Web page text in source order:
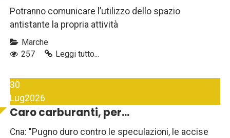
Potranno comunicare l’utilizzo dello spazio
antistante la propria attività
Marche
257
Leggi tutto...
30
Lug2026
Caro carburanti, per...
Cna: "Pugno duro contro le speculazioni, le accise